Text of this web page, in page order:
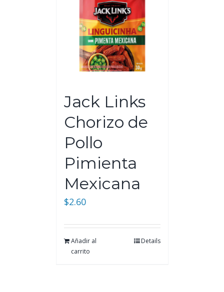
Jack Links
Chorizo de
Pollo
Pimienta
Mexicana
$2.60
Añadir al
carrito
Details